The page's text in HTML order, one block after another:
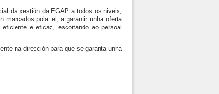
da xestión da EGAP a todos os niveis,
marcados pola lei, a garantir unha oferta
e eficaz, escoitando ao persoal
na dirección para que se garanta unha